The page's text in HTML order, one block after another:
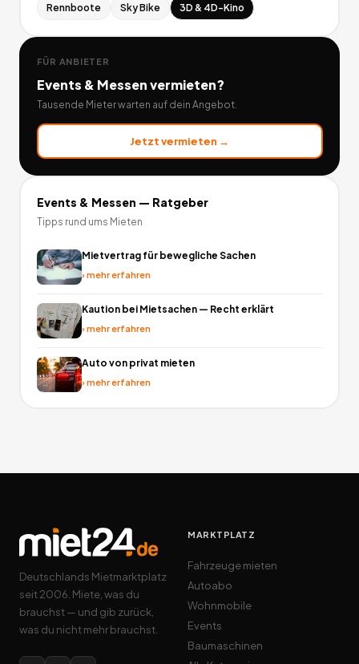
Rennboote Sky Bike 3D & 4D-Kino
FÜR ANBIETER
Events & Messenvermieten?
Tausende Mieter warten auf dein Angebot.
Jetzt vermieten →
Events & Messen — Ratgeber
Tipps rund ums Mieten
Mietvertrag für bewegliche Sachen
›mehr erfahren
Kaution bei Mietsachen — Recht erklärt
›mehr erfahren
Auto von privat mieten
›mehr erfahren
Deutschlands Mietmarktplatz
seit 2006. Miete, was du
brauchst — und gib zurück,
was du nicht mehr brauchst.
MARKTPLATZ
Fahrzeuge mieten
Autoabo
Wohnmobile
Events
Baumaschinen